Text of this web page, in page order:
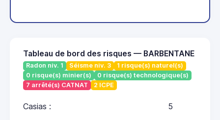
Tableau de bord des risques — BARBENTANE
Radon niv. 1 Séisme niv. 3
1 risque(s) naturel(s)
0 risque(s) minier(s)
0 risque(s) technologique(s)
7 arrêté(s) CATNAT
2 ICPE
Casias : 5